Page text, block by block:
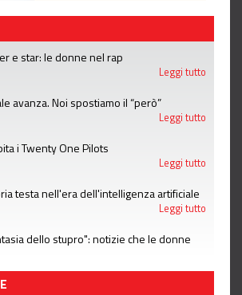
e star: le donne nel rap
Leggi tutto
avanza. Noi spostiamo il “però”
Leggi tutto
i Twenty One Pilots
Leggi tutto
testa nell'era dell'intelligenza artificiale
Leggi tutto
dello stupro": notizie che le donne
Leggi tutto